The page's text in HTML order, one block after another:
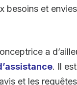
besoins et
a
. Il
et les